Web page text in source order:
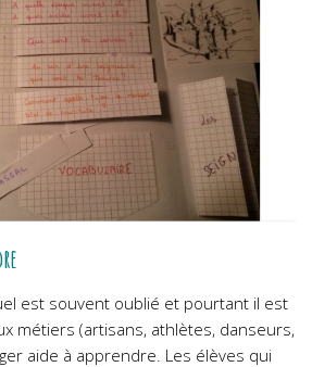
est souvent oublié et pourtant il est
métiers (artisans, athlètes, danseurs,
aide à apprendre. Les élèves qui